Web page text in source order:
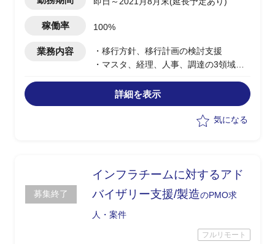
稼働率 100%
業務内容
・移行方針、移行計画の検討支援
・マスタ、経理、人事、調達の3領域で
詳細を表示
気になる
募集終了
インフラチームに対するアド
バイザリー支援/製造のPMO求
人・案件
フルリモート